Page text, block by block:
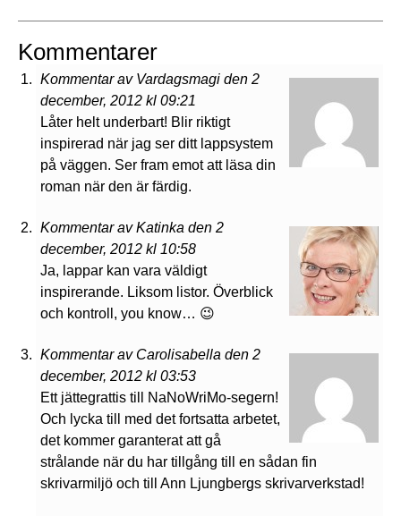
Kommentarer
Kommentar av Vardagsmagi den 2
december, 2012 kl 09:21
Låter helt underbart! Blir riktigt
inspirerad när jag ser ditt lappsystem
på väggen. Ser fram emot att läsa din
roman när den är färdig.
Kommentar av Katinka den 2
december, 2012 kl 10:58
Ja, lappar kan vara väldigt
inspirerande. Liksom listor. Överblick
och kontroll, you know… 😉
Kommentar av Carolisabella den 2
december, 2012 kl 03:53
Ett jättegrattis till NaNoWriMo-segern!
Och lycka till med det fortsatta arbetet,
det kommer garanterat att gå
strålande när du har tillgång till en sådan fin
skrivarmiljö och till Ann Ljungbergs skrivarverkstad!